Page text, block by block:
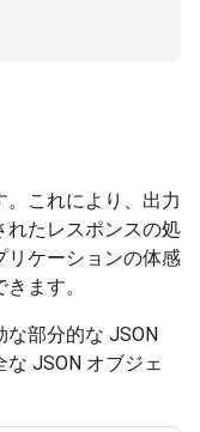
これにより、出力
れたレスポンスの処
リケーションの体感
ます。
部分的な JSON
JSON オブジェ